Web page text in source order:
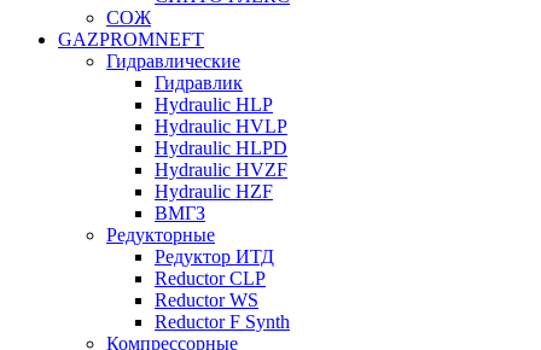
СОЖ
GAZPROMNEFT
Гидравлические
Гидравлик
Hydraulic HLP
Hydraulic HVLP
Hydraulic HLPD
Hydraulic HVZF
Hydraulic HZF
ВМГЗ
Редукторные
Редуктор ИТД
Reductor CLP
Reductor WS
Reductor F Synth
Компрессорные